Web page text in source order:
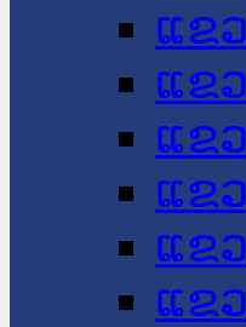
ແຂ
ແຂ
ແຂ
ແຂ
ແຂ
ແຂ